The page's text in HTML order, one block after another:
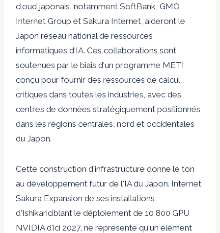
cloud japonais, notamment SoftBank, GMO
Internet Group et Sakura Internet, aideront le
Japon réseau national de ressources
informatiques d'IA. Ces collaborations sont
soutenues par le biais d'un programme METI
conçu pour fournir des ressources de calcul
critiques dans toutes les industries, avec des
centres de données stratégiquement positionnés
dans les régions centrales, nord et occidentales
du Japon.
Cette construction d'infrastructure donne le ton
au développement futur de l'IA du Japon. Internet
Sakura Expansion de ses installations
d'Ishikariciblant le déploiement de 10 800 GPU
NVIDIA d'ici 2027, ne représente qu'un élément